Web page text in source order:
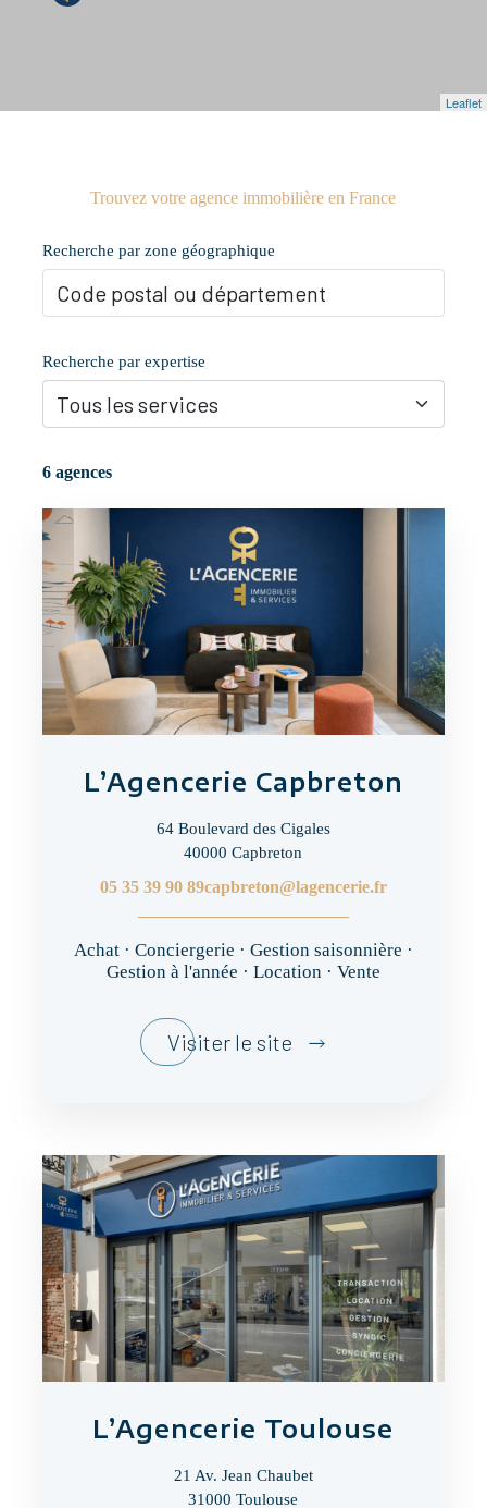
Leaflet
Trouvez votre agence immobilière en France
Recherche par zone géographique
Recherche par expertise
6 agences
L’Agencerie Capbreton
64 Boulevard des Cigales
40000 Capbreton
05 35 39 90 89capbreton@lagencerie.fr
Achat · Conciergerie · Gestion saisonnière ·
Gestion à l'année · Location · Vente
Visiter le site
L’Agencerie Toulouse
21 Av. Jean Chaubet
31000 Toulouse